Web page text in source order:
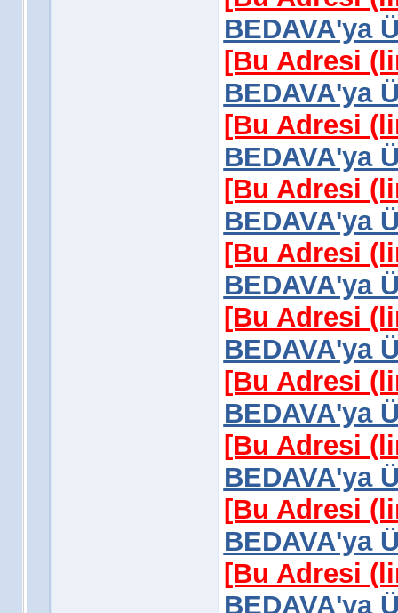
BEDAVA'ya
[Bu Adresi
BEDAVA'ya
[Bu Adresi
BEDAVA'ya
[Bu Adresi
BEDAVA'ya
[Bu Adresi
BEDAVA'ya
[Bu Adresi
BEDAVA'ya
[Bu Adresi
BEDAVA'ya
[Bu Adresi
BEDAVA'ya
[Bu Adresi
BEDAVA'ya
[Bu Adresi
BEDAVA'ya